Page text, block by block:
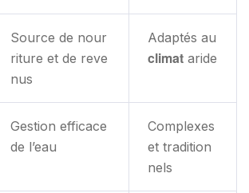
Source de nour
riture et de reve
nus
Adaptés au
climataride
Gestion efficace
de l’eau
Complexes
et tradition
nels